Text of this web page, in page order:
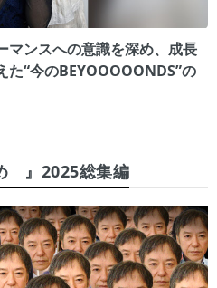
マンスへの意識を深め、成長
“今のBEYOOOOONDS”の
』2025総集編